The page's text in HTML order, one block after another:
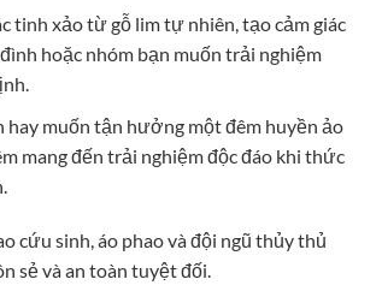
tinh xảo từ gỗ lim tự nhiên, tạo cảm giác
hoặc nhóm bạn muốn trải nghiệm
hay muốn tận hưởng một đêm huyền ảo
mang đến trải nghiệm độc đáo khi thức
cứu sinh, áo phao và đội ngũ thủy thủ
sẻ và an toàn tuyệt đối.